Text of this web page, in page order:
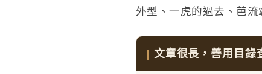
外型、一虎的過去、芭
文章很長，善用目錄